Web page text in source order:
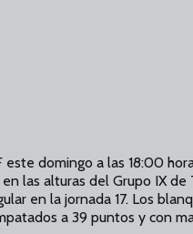
domingo a las 18:00
las alturas del Grupo IX de
en la jornada 17. Los
a 39 puntos y con